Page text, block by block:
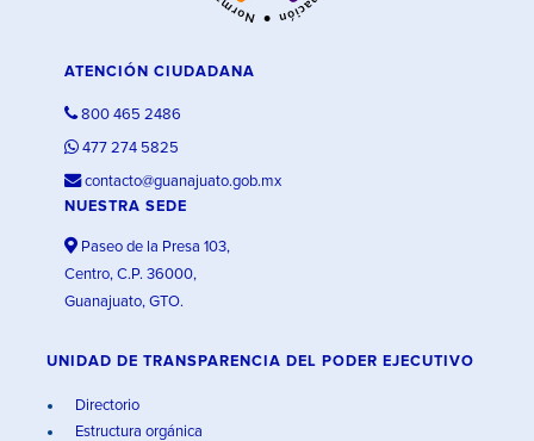
ATENCIÓN CIUDADANA
800 465 2486
477 274 5825
contacto@guanajuato.gob.mx
NUESTRA SEDE
Paseo de la Presa 103,
Centro, C.P. 36000,
Guanajuato, GTO.
UNIDAD DE TRANSPARENCIA DEL PODER EJECUTIVO
Directorio
Estructura orgánica